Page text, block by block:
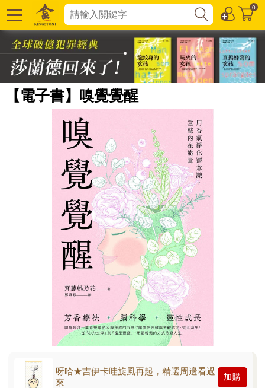
0
【電子書】嗅覺覺醒
呀哈★吉伊卡哇旋風再起，精選周邊看過
來
加購